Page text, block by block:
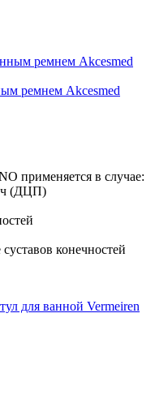
ремнем Akcesmed
применяется в случае:
(ДЦП)
конечностей
для ванной Vermeiren